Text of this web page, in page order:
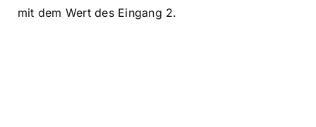
mit dem Wert des Eingang 2.